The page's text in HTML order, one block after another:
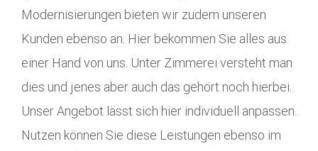
Modernisierungen bieten wir zudem unseren
Kunden ebenso an. Hier bekommen Sie alles aus
einer Hand von uns. Unter Zimmerei versteht man
dies und jenes aber auch das gehört noch hierbei.
Unser Angebot lässt sich hier individuell anpassen.
Nutzen können Sie diese Leistungen ebenso im